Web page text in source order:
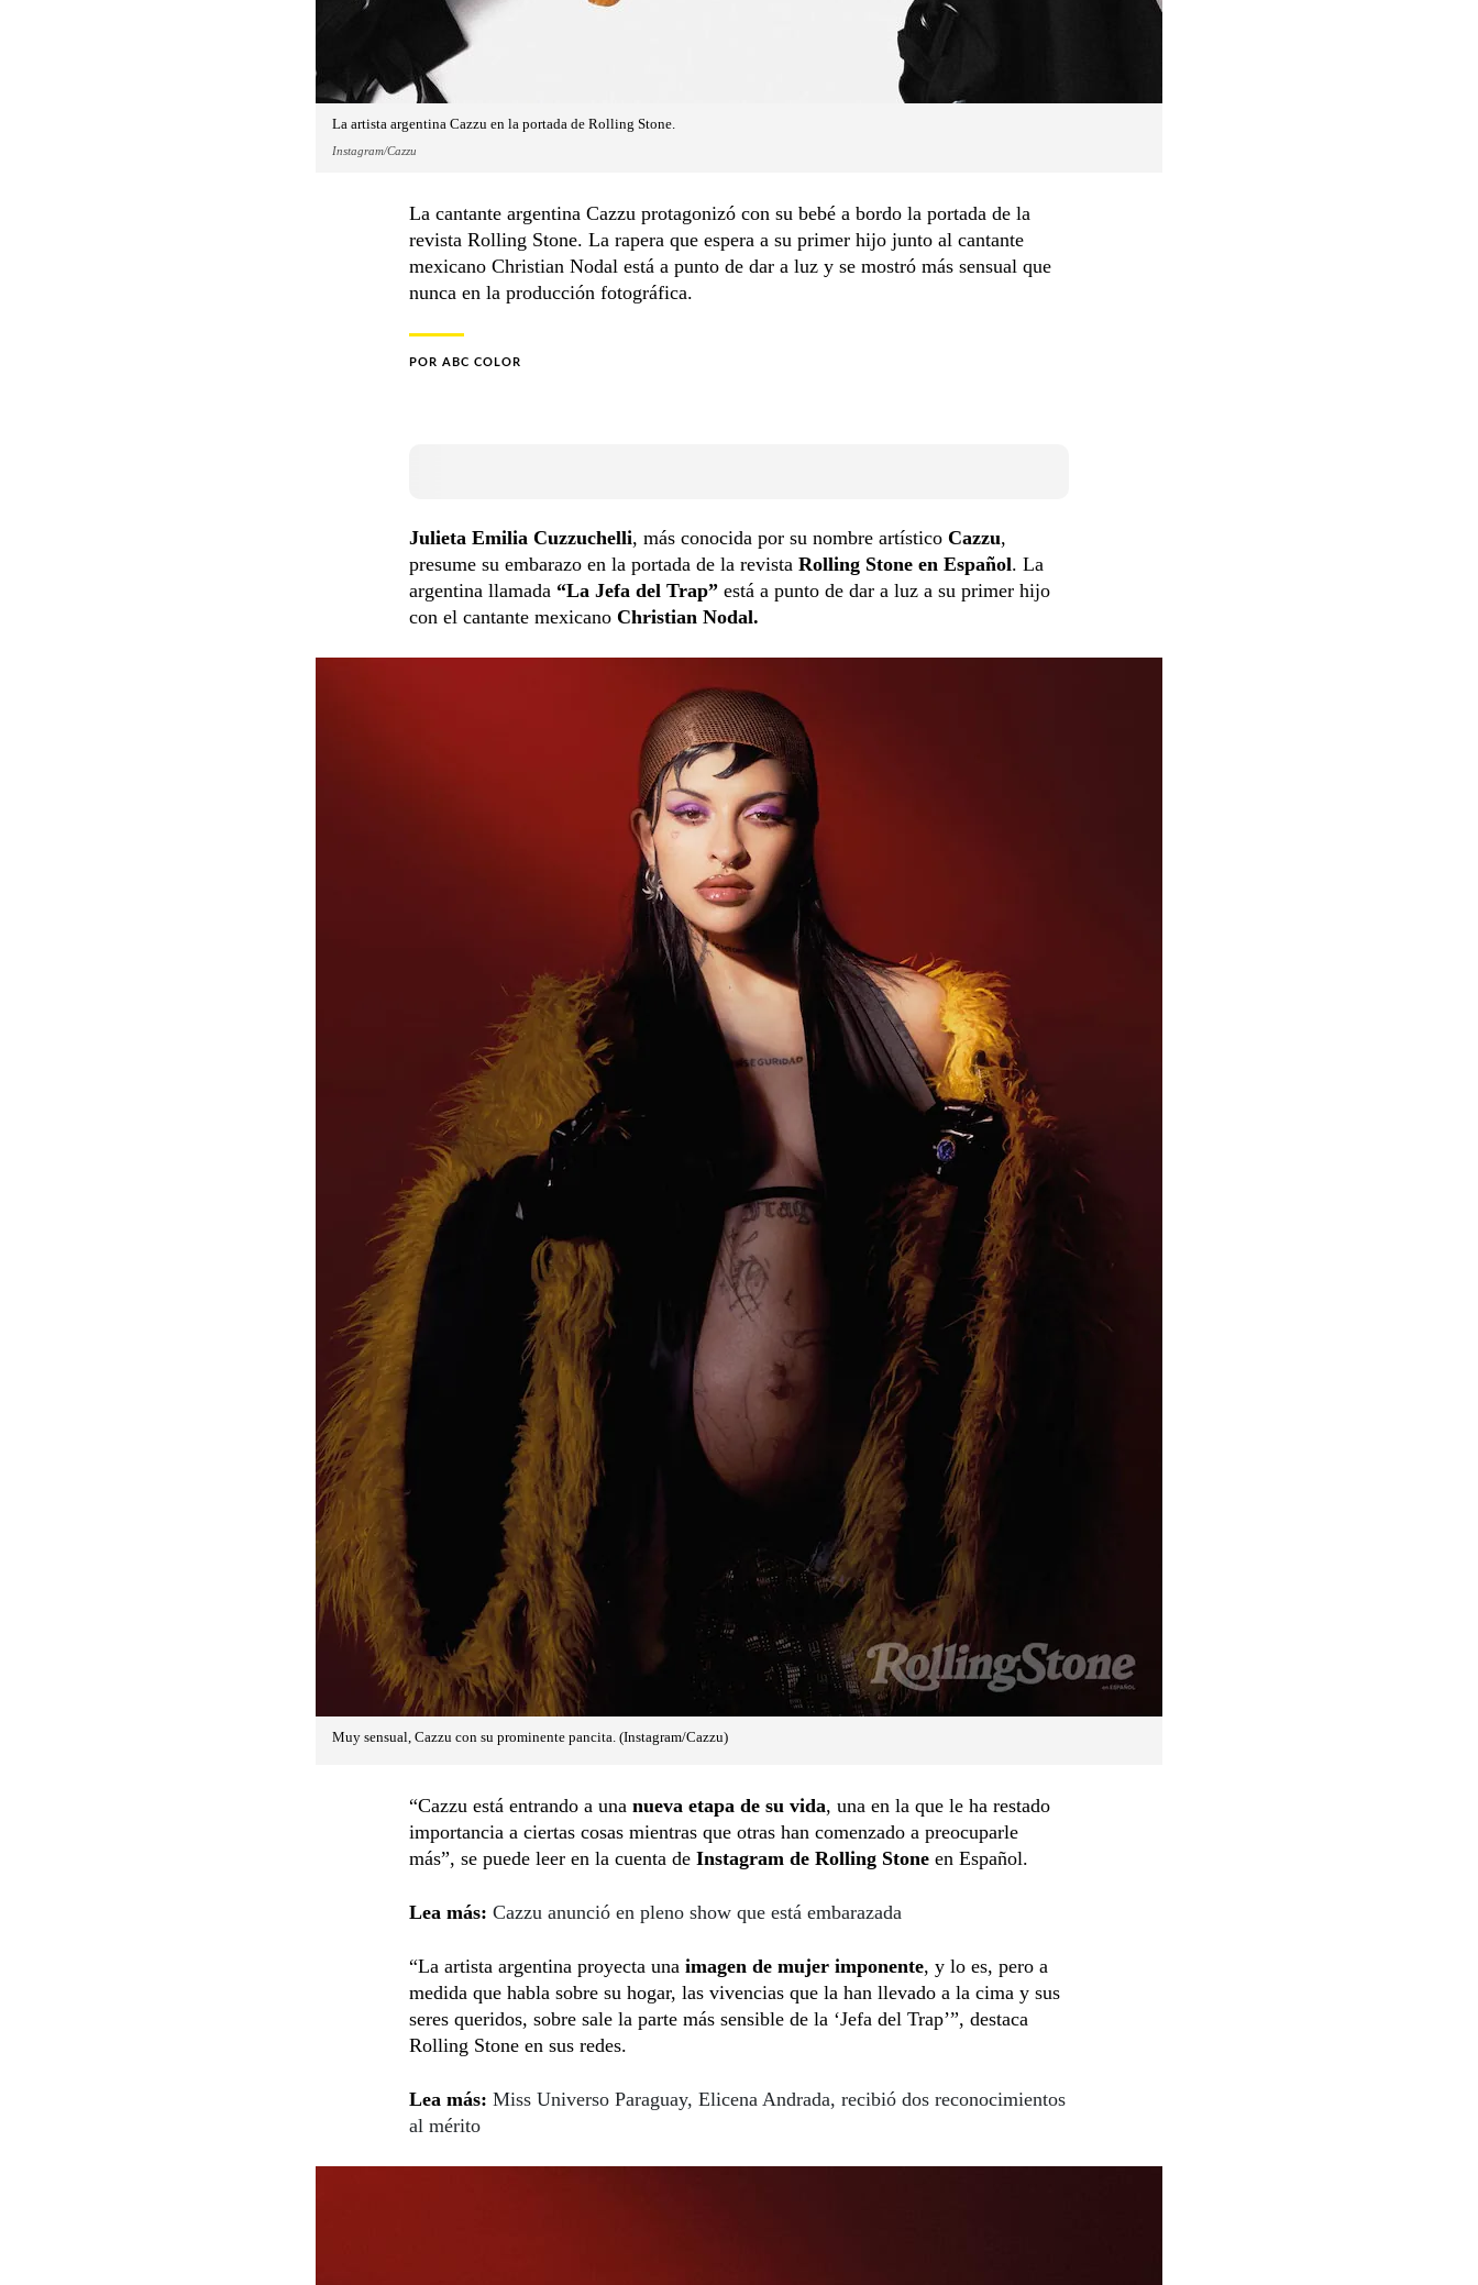
La artista argentina Cazzu en la portada de Rolling Stone.
Instagram/Cazzu
La cantante argentina Cazzu protagonizó con su bebé a bordo la portada de la
revista Rolling Stone. La rapera que espera a su primer hijo junto al cantante
mexicano Christian Nodal está a punto de dar a luz y se mostró más sensual que
nunca en la producción fotográfica.
POR ABC COLOR
Julieta Emilia Cuzzuchelli, más conocida por su nombre artístico Cazzu,
presume su embarazo en la portada de la revista Rolling Stone en Español. La
argentina llamada “La Jefa del Trap” está a punto de dar a luz a su primer hijo
con el cantante mexicano Christian Nodal.
Muy sensual, Cazzu con su prominente pancita. (Instagram/Cazzu)
“Cazzu está entrando a una nueva etapa de su vida, una en la que le ha restado
importancia a ciertas cosas mientras que otras han comenzado a preocuparle
más”, se puede leer en la cuenta de Instagram de Rolling Stone en Español.
Lea más: Cazzu anunció en pleno show que está embarazada
“La artista argentina proyecta una imagen de mujer imponente, y lo es, pero a
medida que habla sobre su hogar, las vivencias que la han llevado a la cima y sus
seres queridos, sobre sale la parte más sensible de la ‘Jefa del Trap’”, destaca
Rolling Stone en sus redes.
Lea más: Miss Universo Paraguay, Elicena Andrada, recibió dos reconocimientos
al mérito